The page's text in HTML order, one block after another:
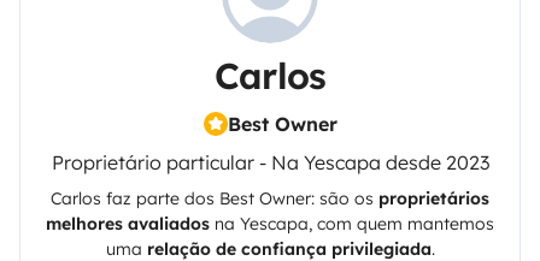
Carlos
Best Owner
Proprietário particular - Na Yescapa desde 2023
Carlos faz parte dos Best Owner: são os proprietários
melhores avaliados na Yescapa, com quem mantemos
uma relação de confiança privilegiada.